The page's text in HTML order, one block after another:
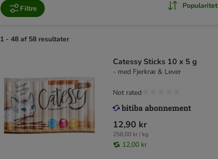
Filtre Popularitet
1 - 48 af 58 resultater
Catessy Sticks 10 x 5 g
- med Fjerkræ & Lever
12,90 kr
258,00 kr / kg
12,00 kr
Not rated